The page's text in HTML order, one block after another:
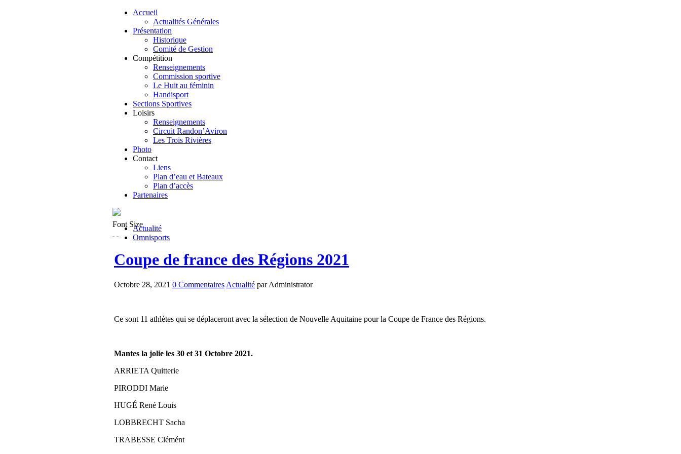
Accueil
Actualités Générales
Présentation
Historique
Comité de Gestion
Compétition
Renseignements
Commission sportive
Le Huit au féminin
Handisport
Sections Sportives
Loisirs
Renseignements
Circuit Randon’Aviron
Les Trois Rivières
Photo
Contact
Liens
Plan d’eau et Bateaux
Plan d’accès
Partenaires
Actualité
Omnisports
Font Size
Coupe de france des Régions 2021
Octobre 28, 2021 0 Commentaires Actualité par Administrator
Ce sont 11 athlètes qui se déplaceront avec la sélection de Nouvelle Aquitaine pour la Coupe de France des Régions.
Mantes la jolie les 30 et 31 Octobre 2021.
ARRIETA Quitterie
PIRODDI Marie
HUGÉ René Louis
LOBBRECHT Sacha
TRABESSE Clémént